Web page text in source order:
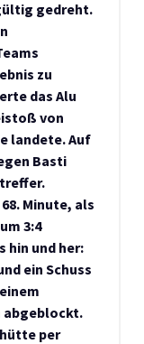
gedreht.
zu
das Alu
von
landete. Auf
Basti
Minute, als
3:4
hin und her:
ein Schuss
abgeblockt.
per